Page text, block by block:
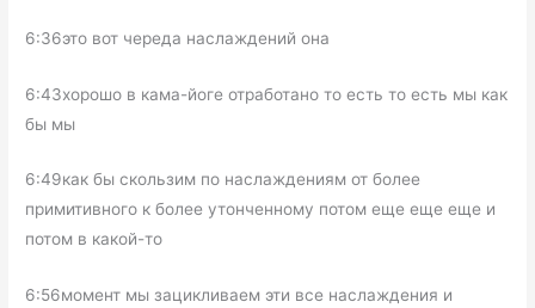
6:36это вот череда наслаждений она
6:43хорошо в кама-йоге отработано то есть то есть мы как
бы мы
6:49как бы скользим по наслаждениям от более
примитивного к более утонченному потом еще еще еще и
потом в какой-то
6:56момент мы зацикливаем эти все наслаждения и